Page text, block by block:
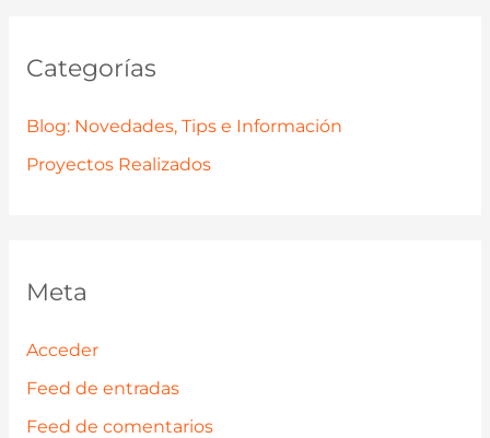
Categorías
Blog: Novedades, Tips e Información
Proyectos Realizados
Meta
Acceder
Feed de entradas
Feed de comentarios